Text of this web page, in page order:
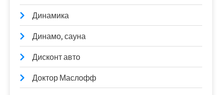
Динамика
Динамо, сауна
Дисконт авто
Доктор Маслофф